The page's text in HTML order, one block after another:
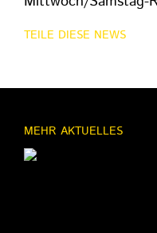
TEILE DIESE NEWS
MEHR AKTUELLES